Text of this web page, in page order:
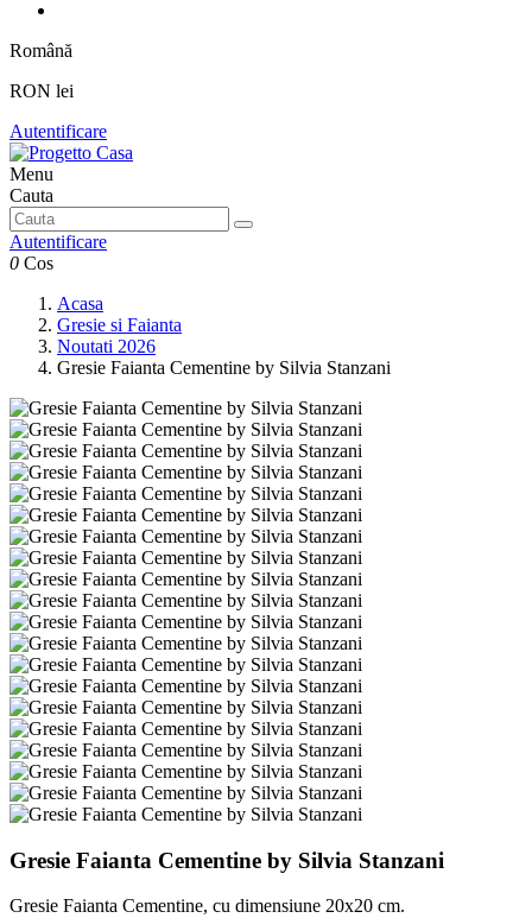
Română
RON lei
Autentificare
Menu
Cauta
Autentificare
0 Cos
Acasa
Gresie si Faianta
Noutati 2026
Gresie Faianta Cementine by Silvia Stanzani
Gresie Faianta Cementine by Silvia Stanzani
Gresie Faianta Cementine, cu dimensiune 20x20 cm.